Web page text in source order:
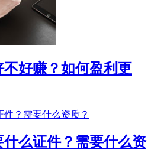
好赚？如何盈利更
么证件？需要什么资